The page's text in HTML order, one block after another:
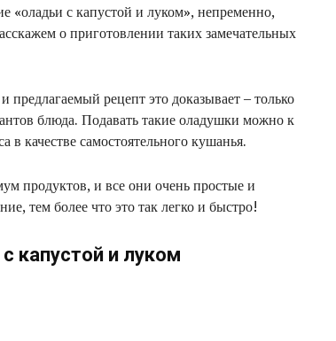
«оладьи с капустой и луком», непременно,
о приготовлении таких замечательных
рецепт это доказывает – только
блюда. Подавать такие оладушки можно к
качестве самостоятельного кушанья.
продуктов, и все они очень простые и
тем более что это так легко и быстро!
капустой и луком